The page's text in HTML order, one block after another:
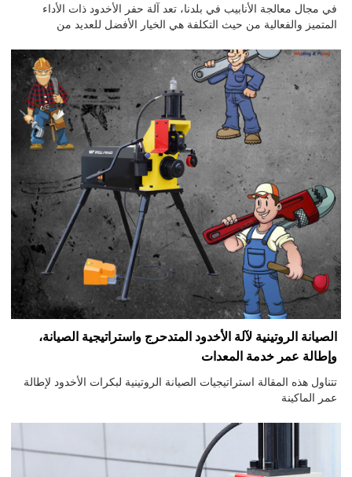
في مجال معالجة الأنابيب في بلدنا، تعد آلة حفر الأخدود ذات الأداء
المتميز والفعالية من حيث التكلفة هي الخيار الأفضل للعديد من
الكهربائية RG-1X، والتي تم تطويرها بالإشارة إلى طراز Ridgid 915.
الصيانة الروتينية لآلة الأخدود المتدحرج واستراتيجية الصيانة،
وإطالة عمر خدمة المعدات
تتناول هذه المقالة استراتيجيات الصيانة الروتينية لبكرات الأخدود لإطالة
عمر الماكينة